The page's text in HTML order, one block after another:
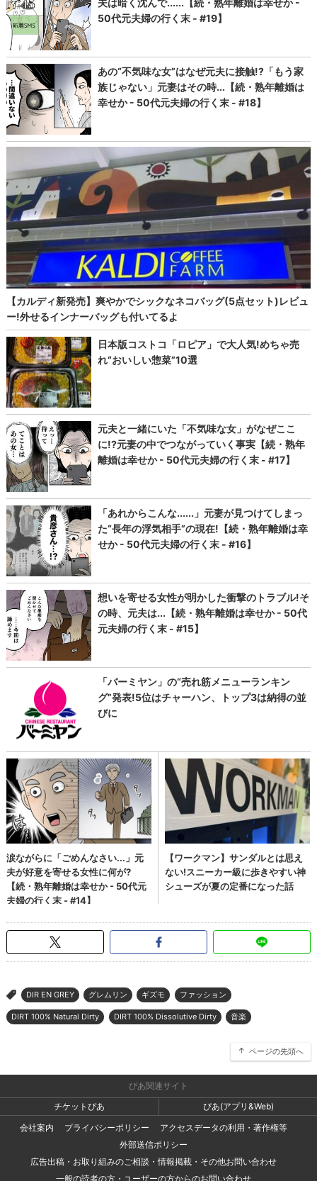
> DIR EN GREY グレムリン ギズモ ファッション
DIRT 100% Natural Dirty DIRT 100% Dissolutive Dirty 音楽
ページの先頭へ
ぴあ関連サイト
チケットぴあ
ぴあ(アプリ&Web)
会社案内
プライバシーポリシー
アクセスデータの利用・著作権等
外部送信ポリシー
広告出稿・お取り組みのご相談・情報掲載・その他お問い合わせ
一般の読者の方・ユーザーの方からのお問い合わせ